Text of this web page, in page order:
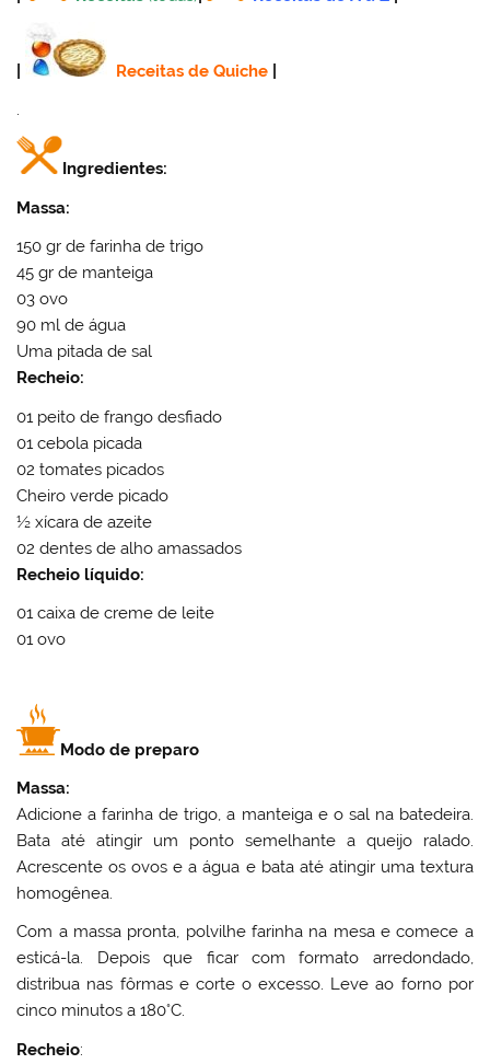
Receitas de Quiche
.
Ingredientes:
Massa:
150 gr de farinha de trigo
45 gr de manteiga
03 ovo
90 ml de água
Uma pitada de sal
Recheio:
01 peito de frango desfiado
01 cebola picada
02 tomates picados
Cheiro verde picado
½ xícara de azeite
02 dentes de alho amassados
Recheio líquido:
01 caixa de creme de leite
01 ovo
Modo de preparo
Massa:
Adicione a farinha de trigo, a manteiga e o sal na batedeira.
Bata até atingir um ponto semelhante a queijo ralado.
Acrescente os ovos e a água e bata até atingir uma textura
homogênea.
Com a massa pronta, polvilhe farinha na mesa e comece a
esticá-la. Depois que ficar com formato arredondado,
distribua nas fôrmas e corte o excesso. Leve ao forno por
cinco minutos a 180°C.
Recheio: